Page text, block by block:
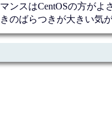
マンスはCentOSの方がよ
きのばらつきが大きい気